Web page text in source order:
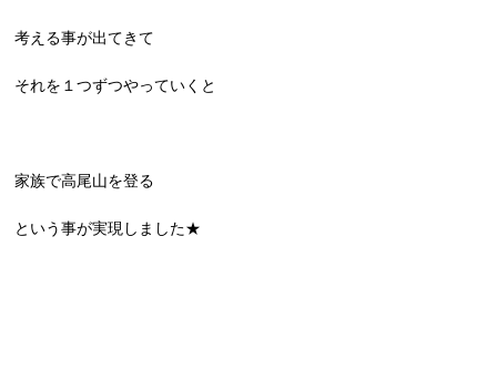
考える事が出てきて
それを１つずつやっていくと
家族で高尾山を登る
という事が実現しました★